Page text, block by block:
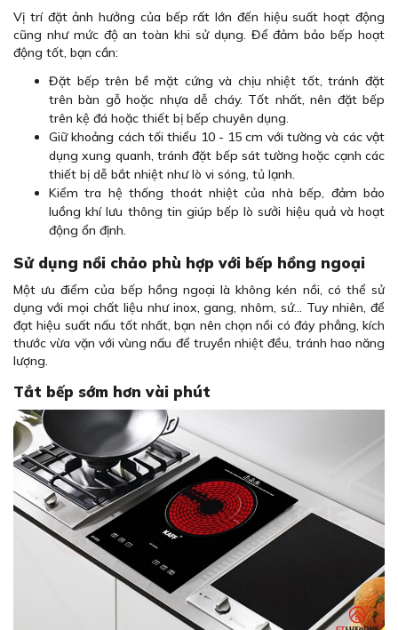
Vị trí đặt ảnh hưởng của bếp rất lớn đến hiệu suất hoạt động
cũng như mức độ an toàn khi sử dụng. Để đảm bảo bếp hoạt
động tốt, bạn cần:
Đặt bếp trên bề mặt cứng và chịu nhiệt tốt, tránh đặt
trên bàn gỗ hoặc nhựa dễ cháy. Tốt nhất, nên đặt bếp
trên kệ đá hoặc thiết bị bếp chuyên dụng.
Giữ khoảng cách tối thiểu 10 - 15 cm với tường và các vật
dụng xung quanh, tránh đặt bếp sát tường hoặc cạnh các
thiết bị dễ bắt nhiệt như lò vi sóng, tủ lạnh.
Kiểm tra hệ thống thoát nhiệt của nhà bếp, đảm bảo
luồng khí lưu thông tin giúp bếp lò sưởi hiệu quả và hoạt
động ổn định.
Sử dụng nồi chảo phù hợp với bếp hồng ngoại
Một ưu điểm của bếp hồng ngoại là không kén nồi, có thể sử
dụng với mọi chất liệu như inox, gang, nhôm, sứ… Tuy nhiên, để
đạt hiệu suất nấu tốt nhất, bạn nên chọn nồi có đáy phẳng, kích
thước vừa vặn với vùng nấu để truyền nhiệt đều, tránh hao năng
lượng.
Tắt bếp sớm hơn vài phút